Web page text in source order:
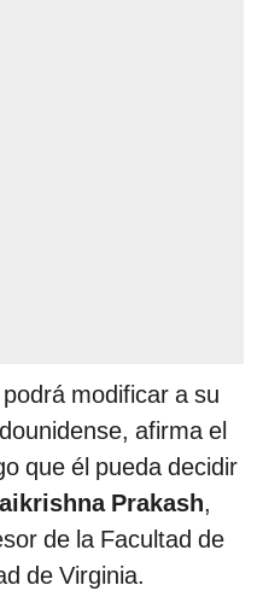
modificar a su
afirma el
que él pueda decidir
Prakash,
de la Facultad de
de Virginia.